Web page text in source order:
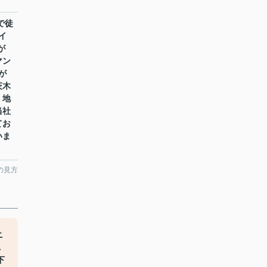
徒
ン
木
地
社
お
見方